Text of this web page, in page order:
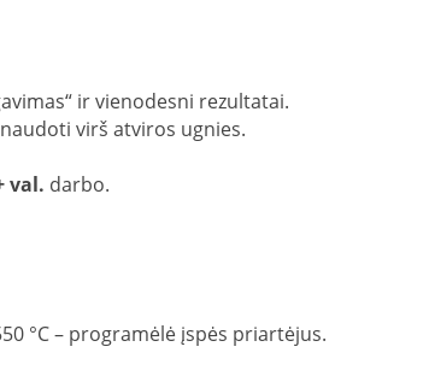
ir vienodesni rezultatai.
naudoti virš atviros ugnies.
val. darbo.
°C – programėlė įspės priartėjus.